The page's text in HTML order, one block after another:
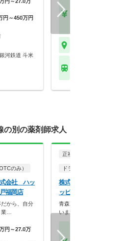
円～450万円
河鉄道 斗米
の別の薬剤師求人
のみ）
式会社 ハッ
福岡店
から、自分
…
円～27.0万
正社員
ドラッグストア（OTCのみ
株式会社丸大サクラヰ薬
ッピー・ドラッグ 二戸
青森県を中心に北東北で展開
います。